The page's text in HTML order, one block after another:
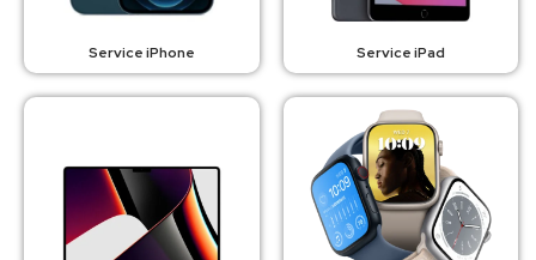
Service iPhone Service iPad